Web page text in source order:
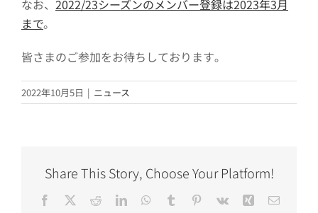
なお、 2022/23シーズンのメンバー登録は2023年3月
まで。
皆さまのご参加をお待ちしております｡
2022年10月5日 | ニュース
Share This Story, Choose Your Platform!
Facebook RedditLinkedInWhatsApp
Tumblr Pinterest
Vk Xing 電